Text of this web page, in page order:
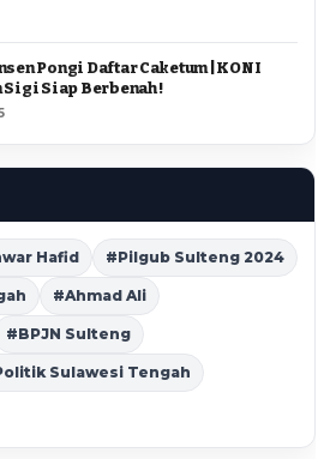
Pongi Daftar Caketum | KONI
Sigi Siap Berbenah !
Hafid #Pilgub Sulteng 2024
#Ahmad Ali
#BPJN Sulteng
Sulawesi Tengah